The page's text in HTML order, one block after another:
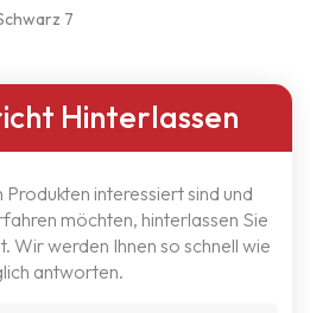
7
Hinterlassen
Produkten interessiert sind und
möchten, hinterlassen Sie
Wir werden Ihnen so schnell wie
antworten.